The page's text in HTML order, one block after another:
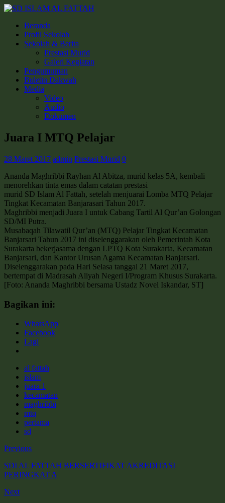
Beranda
Profil Sekolah
Sekolah & Berita
Prestasi Murid
Galeri Kegiatan
Pengumuman
Buletin Dakwah
Media
Video
Audio
Dokumen
Juara I MTQ Pelajar
28 Maret 2017 admin Prestasi Murid 0
Ananda Maghribbi Rayhan Al Abitza, murid kelas 5A, kembali
menorehkan tinta emas dalam catatan prestasi
murid SD Islam Al Fattah, setelah menjuarai Lomba MTQ Pelajar
Tingkat Kecamatan Banjarasari Tahun 2017.
Maghribbi menjadi Juara I untuk Cabang Tartil Al Qur’an Golongan
SD/MI Putra.
Musabaqah Tilawatil Qur’an (MTQ) Pelajar Tingkat Kecamatan
Banjarsari Tahun 2017 ini diselenggarakan oleh Pemerintah Kota
Surakarta bekerjasama dengan LPTQ Kota Surakarta, Kecamatan
Banjarsari, dan Kantor Urusan Agama Kecamatan Banjarsari.
Diselenggarakan pada Hari Selasa tanggal 21 Maret 2017,
bertempat di Madrasah Aliyah Negeri I/Program Khusus Surakarta.
[Foto: Ananda Maghribbi bersama Ustadz Novel Iskandar, ST]
Bagikan ini:
WhatsApp
Facebook
Lagi
al fattah
islam
juara 1
kecamatan
maghribbi
mtq
pertama
sd
Previous
SDI AL FATTAH BERSERTIFIKAT AKREDITASI
PERINGKAT A
Next